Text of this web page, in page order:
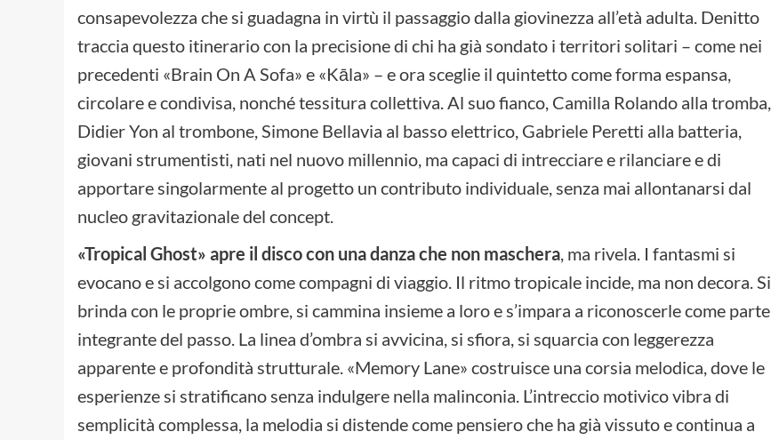
consapevolezza che si guadagna in virtù il passaggio dalla giovinezza all’età adulta. Denitto
traccia questo itinerario con la precisione di chi ha già sondato i territori solitari – come nei
precedenti «Brain On A Sofa» e «Kāla» – e ora sceglie il quintetto come forma espansa,
circolare e condivisa, nonché tessitura collettiva. Al suo fianco, Camilla Rolando alla tromba,
Didier Yon al trombone, Simone Bellavia al basso elettrico, Gabriele Peretti alla batteria,
giovani strumentisti, nati nel nuovo millennio, ma capaci di intrecciare e rilanciare e di
apportare singolarmente al progetto un contributo individuale, senza mai allontanarsi dal
nucleo gravitazionale del concept.
«Tropical Ghost» apre il disco con una danza che non maschera , ma rivela. I fantasmi si
evocano e si accolgono come compagni di viaggio. Il ritmo tropicale incide, ma non decora. Si
brinda con le proprie ombre, si cammina insieme a loro e s’impara a riconoscerle come parte
integrante del passo. La linea d’ombra si avvicina, si sfiora, si squarcia con leggerezza
apparente e profondità strutturale. «Memory Lane» costruisce una corsia melodica, dove le
esperienze si stratificano senza indulgere nella malinconia. L’intreccio motivico vibra di
semplicità complessa, la melodia si distende come pensiero che ha già vissuto e continua a